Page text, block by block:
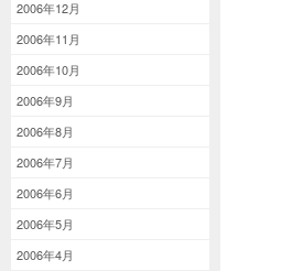
2006年12月
2006年11月
2006年10月
2006年9月
2006年8月
2006年7月
2006年6月
2006年5月
2006年4月